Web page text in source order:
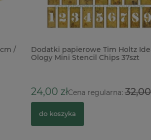
Dodatki papierowe Tim Holtz Idea-
Ology Mini Stencil Chips 37szt
24,00 złCena regularna:32,00 zł
do koszyka